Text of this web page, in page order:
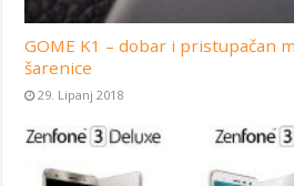
GOME K1 – dobar i pristupačan
šarenice
29. Lipanj 2018